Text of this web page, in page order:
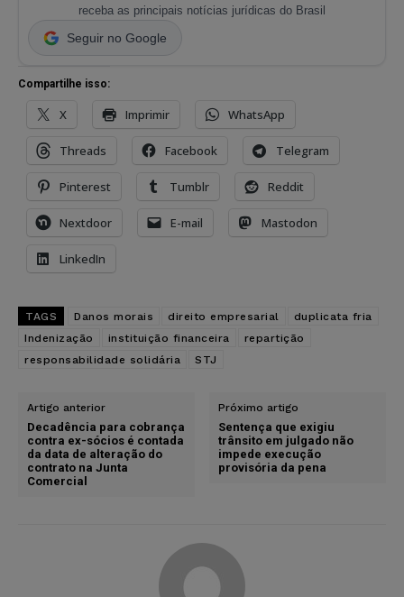
receba as principais notícias jurídicas do Brasil
Seguir no Google
Compartilhe isso:
X Imprimir WhatsApp
Threads Facebook Telegram
Pinterest Tumblr Reddit
Nextdoor E-mail Mastodon
LinkedIn
TAGS Danos morais direito empresarial
duplicata fria
Indenização
instituição financeira
repartição
responsabilidade solidária
STJ
Artigo anterior
Decadência para cobrança
contra ex-sócios é contada
da data de alteração do
contrato na Junta
Comercial
Próximo artigo
Sentença que exigiu
trânsito em julgado não
impede execução
provisória da pena